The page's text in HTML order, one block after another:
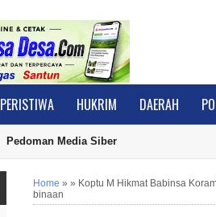
PERISTIWA HUKRIM DAERAH
Pedoman Media Siber
Home » » Koptu M Hikmat Babinsa
binaan